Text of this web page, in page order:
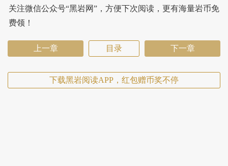
关注微信公众号“黑岩网”，方便下次阅读，更有海量岩币免
费领！
上一章 目录 下一章
下载黑岩阅读APP，红包赠币奖不停